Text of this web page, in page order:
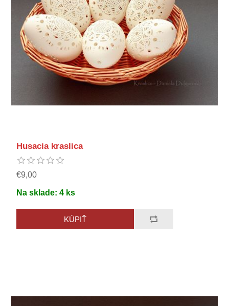
Husacia kraslica
€9,00
Na sklade: 4 ks